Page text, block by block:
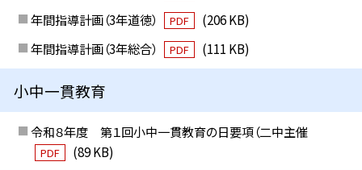
年間指導計画（3年道徳）
PDF
(206 KB)
年間指導計画（3年総合）
PDF (111 KB)
小中一貫教育
令和８年度 第１回小中一貫教育の日要項（二中主催
PDF (89 KB)